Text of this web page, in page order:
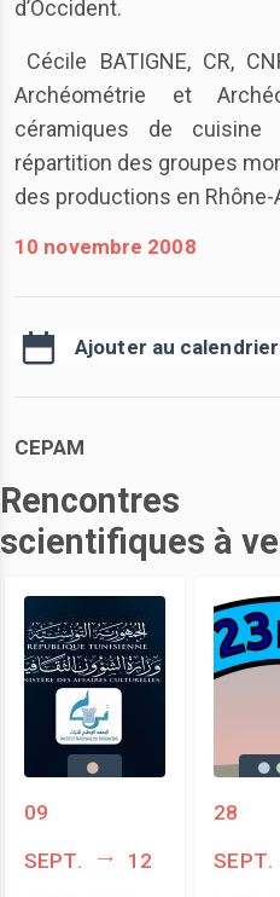
d’Occident.
Cécile BATIGNE, CR,
Archéométrie et
céramiques de cuisine
répartition des groupes
des productions en Rhône-
10 novembre 2008
Ajouter au calendrier
CEPAM
Rencontres
scientifiques à
09
sept.
12
28
sept.